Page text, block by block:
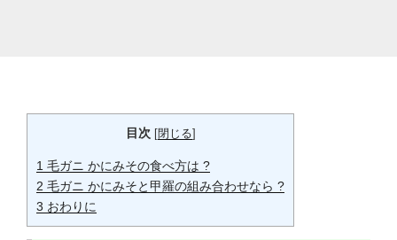
目次 [閉じる]
1 毛ガニ かにみその食べ方は ?
2 毛ガニ かにみそと甲羅の組み合わせなら ?
3 おわりに